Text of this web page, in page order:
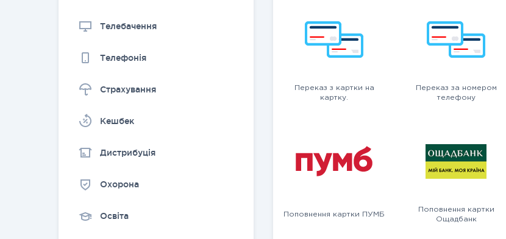
Телебачення
Телефонія
Страхування
Kешбек
Дистрибуція
Охорона
Освіта
Переказ з картки на
картку.
Переказ за номером
телефону
Поповнення картки ПУМБ
Поповнення картки
Ощадбанк